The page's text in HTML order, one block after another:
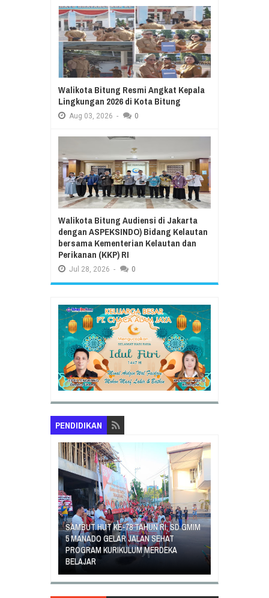
Walikota Bitung Resmi Angkat Kepala
Lingkungan 2026 di Kota Bitung
Aug 03, 2026 - 0
Walikota Bitung Audiensi di Jakarta
dengan ASPEKSINDO) Bidang Kelautan
bersama Kementerian Kelautan dan
Perikanan (KKP) RI
Jul 28, 2026 - 0
PENDIDIKAN
SDN 10 TUBABA GELAR KEGIATAN
PENGUATAN PILAR PANCASILA